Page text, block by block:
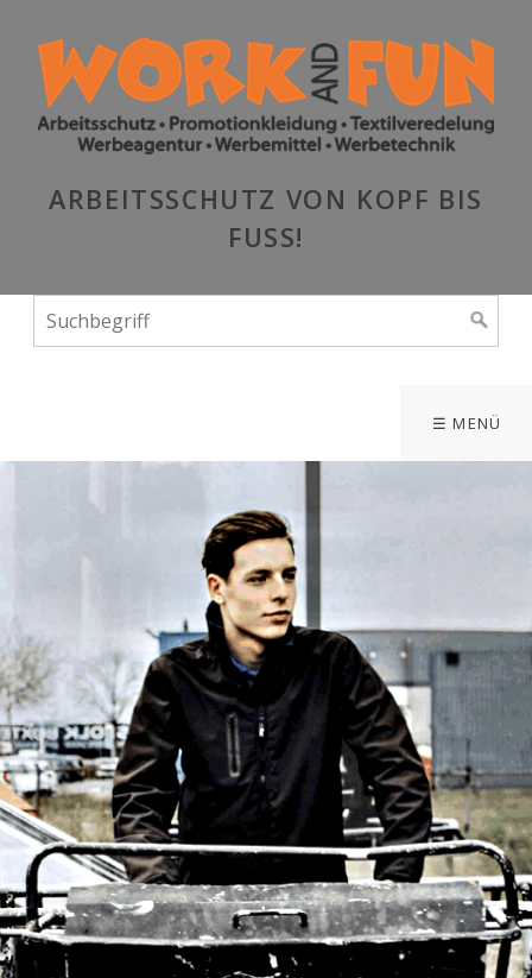
ARBEITSSCHUTZ VON KOPF BIS
FUSS!
☰ MENÜ